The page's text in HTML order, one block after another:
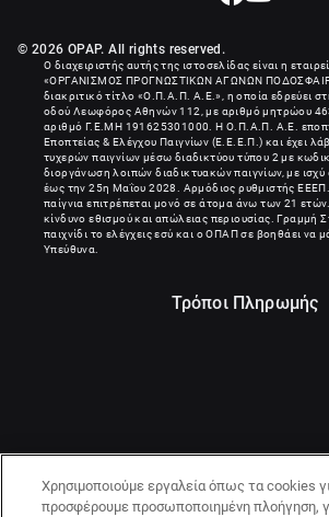
© 2026 OPAP. All rights reserved.
Ο διαχειριστής αυτής της ιστοσελίδας είναι η
«ΟΡΓΑΝΙΣΜΟΣ ΠΡΟΓΝΩΣΤΙΚΩΝ ΑΓΩΝΩΝ
διακριτικό τίτλο «Ο.Π.Α.Π. Α.Ε.», η οποία εδρεύει
οδού Λεωφόρος Αθηνών 112, με αριθμό μητρώου
αριθμό Γ.Ε.ΜΗ 191625301000
. Η Ο.Π.Α.Π. Α.Ε.
Εποπτείας & Ελέγχου Παιγνίων (Ε.Ε.Ε.Π.) και έχει
τυχερών παιγνίων μέσω διαδικτύου τύπου 2 με
διοργάνωση λοιπών διαδικτυακών παιγνίων, με
έως την 25η Μαΐου 2028. Αρμόδιος ρυθμιστής
παίγνια επιτρέπεται μονό σε άτομα άνω των 21
κίνδυνο εθισμού και απώλειας περιουσίας. Γραμμή
παιχνίδι το ελέγχεις εσύ και ο ΟΠΑΠ σε βοηθάει να
Υπεύθυνα.
Τρόποι Πληρωμής
Χρησιμοποιούμε εργαλεία όπως τα cookies
προσφέρουμε προσωποποιημένη πλοήγηση,